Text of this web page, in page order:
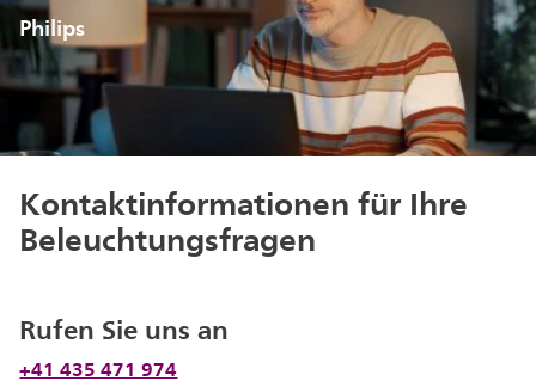
Philips
Kontaktinformationen für Ihre
Beleuchtungsfragen
Rufen Sie uns an
+41 435 471 974